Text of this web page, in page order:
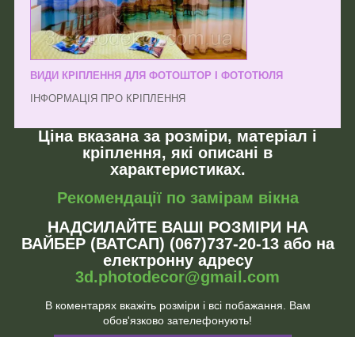
ВИДИ КРІПЛЕННЯ ДЛЯ ФОТОШТОР І ФОТОТЮЛЯ
ІНФОРМАЦІЯ ПРО КРІПЛЕННЯ
Ціна вказана за розміри, матеріал і
кріплення, які описані в
характеристиках.
Рекомендації по замірам вікна
НАДСИЛАЙТЕ ВАШІ РОЗМІРИ НА
ВАЙБЕР (ВАТСАП) (067)737-20-13 або на
електронну адресу
3d.photodecor@gmail.com
В коментарях вкажіть розміри і всі побажання. Вам
обов'язково зателефонують!